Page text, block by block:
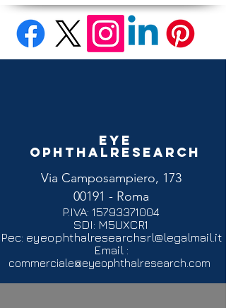
Eye
Ophthalresearch
Via Camposampiero, 173
00191 - Roma
P.IVA: 15793371004
SDI: M5UXCR1
Pec: eyeophthalresearchsrl@legalmail.it
Email :
commerciale@eyeophthalresearch.com